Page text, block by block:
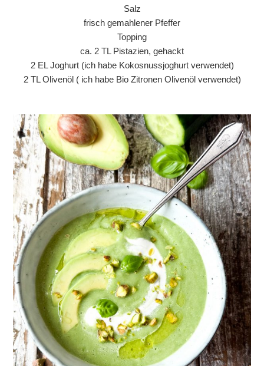
Salz
frisch gemahlener Pfeffer
Topping
ca. 2 TL Pistazien, gehackt
2 EL Joghurt (ich habe Kokosnussjoghurt verwendet)
2 TL Olivenöl ( ich habe Bio Zitronen Olivenöl verwendet)